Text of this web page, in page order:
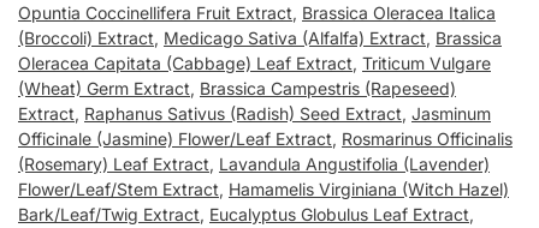
Opuntia Coccinellifera Fruit Extract, Brassica Oleracea Italica
(Broccoli) Extract, Medicago Sativa (Alfalfa) Extract, Brassica
Oleracea Capitata (Cabbage) Leaf Extract, Triticum Vulgare
(Wheat) Germ Extract, Brassica Campestris (Rapeseed)
Extract, Raphanus Sativus (Radish) Seed Extract, Jasminum
Officinale (Jasmine) Flower/Leaf Extract, Rosmarinus Officinalis
(Rosemary) Leaf Extract, Lavandula Angustifolia (Lavender)
Flower/Leaf/Stem Extract, Hamamelis Virginiana (Witch Hazel)
Bark/Leaf/Twig Extract, Eucalyptus Globulus Leaf Extract,